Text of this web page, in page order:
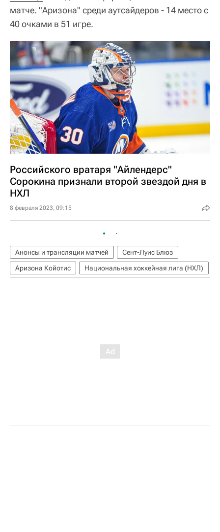
матче. "Аризона" среди аутсайдеров - 14 место с
40 очками в 51 игре.
Российского вратаря "Айлендерс"
Сорокина признали второй звездой дня в
НХЛ
8 февраля 2023, 09:15
Анонсы и трансляции матчей
Сент-Луис Блюз
Аризона Койотис
Национальная хоккейная лига (НХЛ)